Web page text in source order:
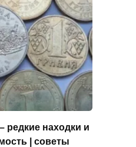
редкие находки и
| советы